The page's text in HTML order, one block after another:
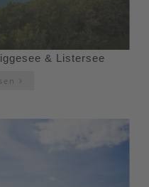
& Listersee